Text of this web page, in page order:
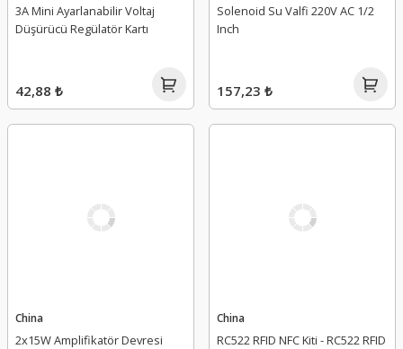
3A Mini Ayarlanabilir Voltaj
Düşürücü Regülatör Kartı
42,88 ₺
Solenoid Su Valfi 220V AC 1/2
Inch
157,23 ₺
China
2x15W Amplifikatör Devresi
China
RC522 RFID NFC Kiti - RC522 RFID